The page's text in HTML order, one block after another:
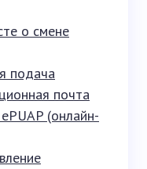
о смене
подача
почта
(онлайн-